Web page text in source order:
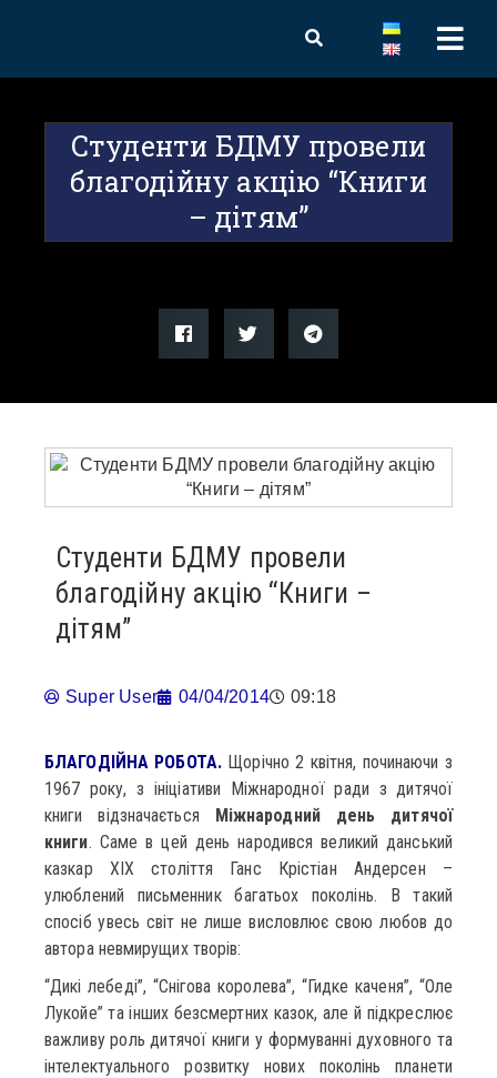
Студенти БДМУ провели
благодійну акцію “Книги
– дітям”
Студенти БДМУ провели
благодійну акцію “Книги –
дітям”
Super User 04/04/2014 09:18
БЛАГОДІЙНА РОБОТА. Щорічно 2 квітня, починаючи з
1967 року, з ініціативи Міжнародної ради з дитячої
книги відзначається Міжнародний день дитячої
книги. Саме в цей день народився великий данський
казкар ХІХ століття Ганс Крістіан Андерсен –
улюблений письменник багатьох поколінь. В такий
спосіб увесь світ не лише висловлює свою любов до
автора невмирущих творів:
“Дикі лебеді”, “Снігова королева”, “Гидке каченя”, “Оле
Лукойе” та інших безсмертних казок, але й підкреслює
важливу роль дитячої книги у формуванні духовного та
інтелектуального розвитку нових поколінь планети